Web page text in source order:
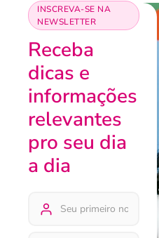
INSCREVA-SE NA
NEWSLETTER
Receba
dicas e
informações
relevantes
pro seu dia
a dia